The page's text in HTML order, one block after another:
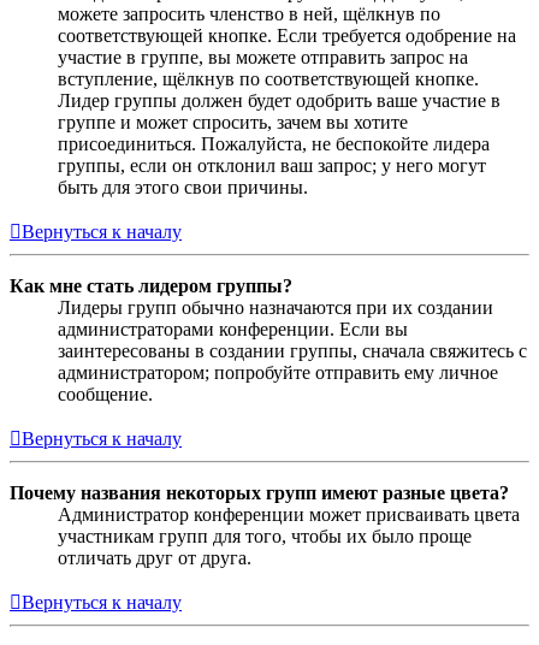
можете запросить членство в ней, щёлкнув по
соответствующей кнопке. Если требуется одобрение на
участие в группе, вы можете отправить запрос на
вступление, щёлкнув по соответствующей кнопке.
Лидер группы должен будет одобрить ваше участие в
группе и может спросить, зачем вы хотите
присоединиться. Пожалуйста, не беспокойте лидера
группы, если он отклонил ваш запрос; у него могут
быть для этого свои причины.
Вернуться к началу
Как мне стать лидером группы?
Лидеры групп обычно назначаются при их создании
администраторами конференции. Если вы
заинтересованы в создании группы, сначала свяжитесь с
администратором; попробуйте отправить ему личное
сообщение.
Вернуться к началу
Почему названия некоторых групп имеют разные цвета?
Администратор конференции может присваивать цвета
участникам групп для того, чтобы их было проще
отличать друг от друга.
Вернуться к началу